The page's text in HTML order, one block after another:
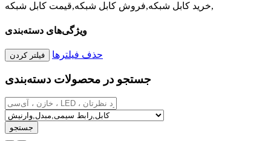
خرید کابل شبکه,فروش کابل شبکه,قیمت کابل شبکه,
ویژگی‌های دسته‌بندی
حذف فیلترها
جستجو در محصولات دسته‌بندی